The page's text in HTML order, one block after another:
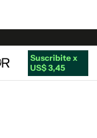
Suscribite x
US$ 3,45